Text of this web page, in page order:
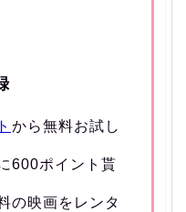
から無料お試し
600ポイント貰
の映画をレンタ